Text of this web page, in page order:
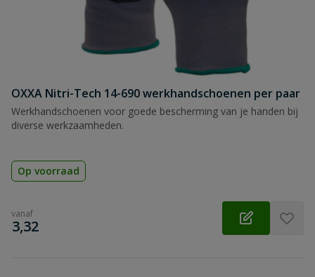
OXXA Nitri-Tech 14-690 werkhandschoenen per paar
Werkhandschoenen voor goede bescherming van je handen bij
diverse werkzaamheden.
Op voorraad
vanaf
€
3,32